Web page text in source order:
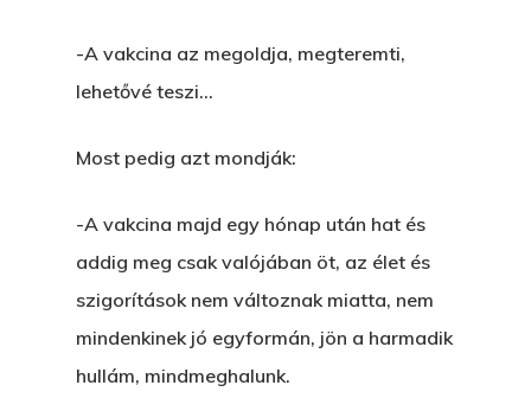
-A vakcina az megoldja, megteremti,
lehetővé teszi…
Most pedig azt mondják:
-A vakcina majd egy hónap után hat és
addig meg csak valójában öt, az élet és
szigorítások nem változnak miatta, nem
mindenkinek jó egyformán, jön a harmadik
hullám, mindmeghalunk.
Bolt
Könyveim
A Veszett Ügy
Novellák